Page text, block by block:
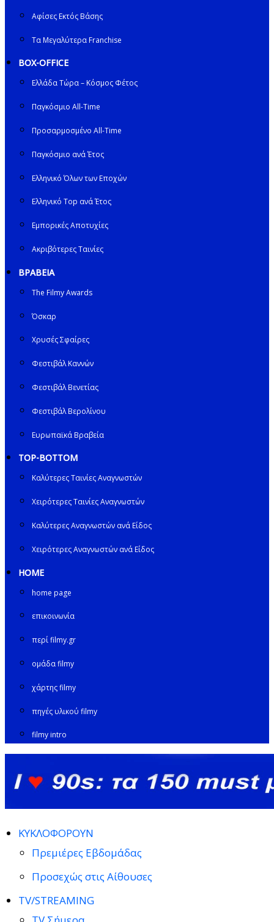
Αφίσες Εκτός Βάσης
Τα Μεγαλύτερα Franchise
BOX-OFFICE
Ελλάδα Τώρα – Κόσμος Φέτος
Παγκόσμιο All-Time
Προσαρμοσμένο All-Time
Παγκόσμιο ανά Έτος
Ελληνικό Όλων των Εποχών
Ελληνικό Top ανά Έτος
Εμπορικές Αποτυχίες
Ακριβότερες Ταινίες
ΒΡΑΒΕΙΑ
The Filmy Awards
Όσκαρ
Χρυσές Σφαίρες
Φεστιβάλ Καννών
Φεστιβάλ Βενετίας
Φεστιβάλ Βερολίνου
Ευρωπαϊκά Βραβεία
TOP-BOTTOM
Καλύτερες Ταινίες Αναγνωστών
Χειρότερες Ταινίες Αναγνωστών
Καλύτερες Αναγνωστών ανά Είδος
Χειρότερες Αναγνωστών ανά Είδος
HOME
home page
επικοινωνία
περί filmy.gr
ομάδα filmy
χάρτης filmy
πηγές υλικού filmy
filmy intro
ΚΥΚΛΟΦΟΡΟΥΝ
Πρεμιέρες Εβδομάδας
Προσεχώς στις Αίθουσες
TV/STREAMING